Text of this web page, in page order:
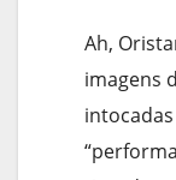
Ah,
imagens